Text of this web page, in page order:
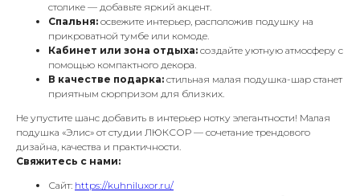
столике — добавьте яркий акцент.
Спальня: освежите интерьер, расположив подушку на
прикроватной тумбе или комоде.
Кабинет или зона отдыха: создайте уютную атмосферу с
помощью компактного декора.
В качестве подарка: стильная малая подушка-шар станет
приятным сюрпризом для близких.
Не упустите шанс добавить в интерьер нотку элегантности! Малая
подушка «Элис» от студии ЛЮКСОР — сочетание трендового
дизайна, качества и практичности.
Свяжитесь с нами:
Сайт: https://kuhniluxor.ru/